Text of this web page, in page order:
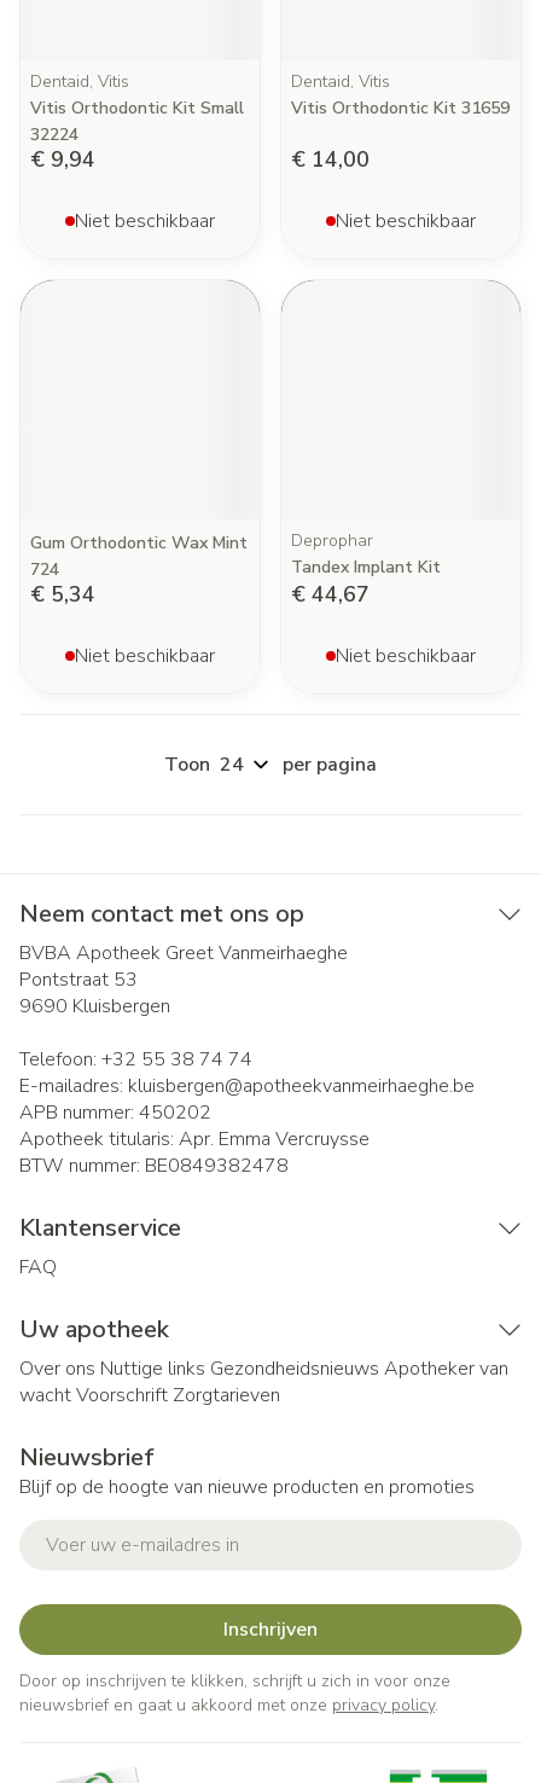
Dentaid, Vitis
Vitis Orthodontic Kit Small
32224
€ 9,94
Niet beschikbaar
Dentaid, Vitis
Vitis Orthodontic Kit 31659
€ 14,00
Niet beschikbaar
Gum Orthodontic Wax Mint
724
€ 5,34
Niet beschikbaar
Deprophar
Tandex Implant Kit
€ 44,67
Niet beschikbaar
Toon per pagina
Neem contact met ons op
BVBA Apotheek Greet Vanmeirhaeghe
Pontstraat 53
9690 Kluisbergen
Telefoon: +32 55 38 74 74
E-mailadres: kluisbergen@apotheekvanmeirhaeghe.be
APB nummer: 450202
Apotheek titularis: Apr. Emma Vercruysse
BTW nummer: BE0849382478
Klantenservice
FAQ
Uw apotheek
Over ons Nuttige links Gezondheidsnieuws Apotheker van
wachtVoorschrift Zorgtarieven
Nieuwsbrief
Blijf op de hoogte van nieuwe producten en promoties
Inschrijven
Door op inschrijven te klikken, schrijft u zich in voor onze
nieuwsbrief en gaat u akkoord met onze privacy policy.